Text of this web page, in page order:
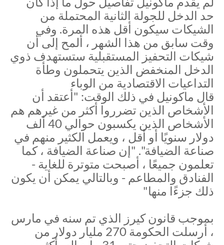
حد الدخل للجولة الثانية المحتملة من
الشيكات سيكون أقل هذه المرة. وفي
وقت سابق من هذا الشهر ، ألمح إلى أن
شيكات التحفيز المستقبلية ستستهدف ذوي
الدخل المنخفض الذين يتحملون وطأة
التداعيات الاقتصادية من الوباء
قال ماكونيل في ذلك الوقت: "أعتقد أن
الأشخاص الذين تضرروا أكثر من غيرهم هم
الأشخاص الذين يكسبون حوالي 40 ألف
دولار سنويًا أو أقل ، ويعمل الكثير منهم في
صناعة الضيافة". "إن صناعة الضيافة ، كما
تعلمون جميعًا ، أصبحت متوترة للغاية -
الفنادق والمطاعم - وبالتالي يمكن أن يكون
ذلك جزءًا منها"
بموجب قانون كيرز الذي تم سنه في مارس
، أرسلت الحكومة 270 مليار دولار من